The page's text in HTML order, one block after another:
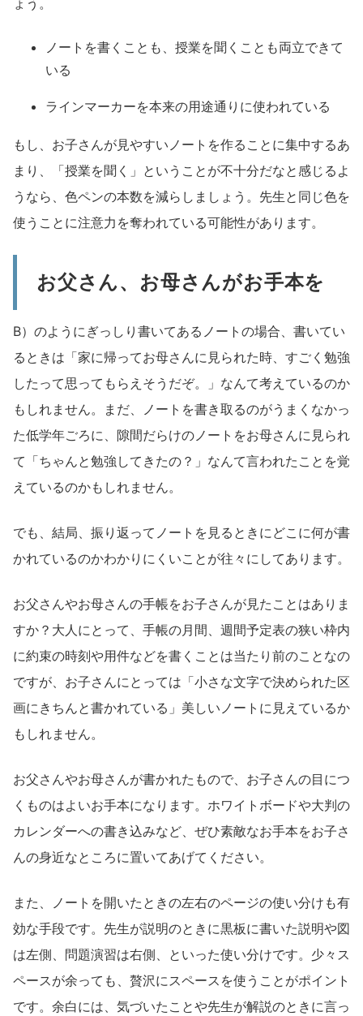
ょう。
ノートを書くことも、授業を聞くことも両立できて
いる
ラインマーカーを本来の用途通りに使われている
もし、お子さんが見やすいノートを作ることに集中するあ
まり、「授業を聞く」ということが不十分だなと感じるよ
うなら、色ペンの本数を減らしましょう。先生と同じ色を
使うことに注意力を奪われている可能性があります。
お父さん、お母さんがお手本を
B）のようにぎっしり書いてあるノートの場合、書いてい
るときは「家に帰ってお母さんに見られた時、すごく勉強
したって思ってもらえそうだぞ。」なんて考えているのか
もしれません。まだ、ノートを書き取るのがうまくなかっ
た低学年ごろに、隙間だらけのノートをお母さんに見られ
て「ちゃんと勉強してきたの？」なんて言われたことを覚
えているのかもしれません。
でも、結局、振り返ってノートを見るときにどこに何が書
かれているのかわかりにくいことが往々にしてあります。
お父さんやお母さんの手帳をお子さんが見たことはありま
すか？大人にとって、手帳の月間、週間予定表の狭い枠内
に約束の時刻や用件などを書くことは当たり前のことなの
ですが、お子さんにとっては「小さな文字で決められた区
画にきちんと書かれている」美しいノートに見えているか
もしれません。
お父さんやお母さんが書かれたもので、お子さんの目につ
くものはよいお手本になります。ホワイトボードや大判の
カレンダーへの書き込みなど、ぜひ素敵なお手本をお子さ
んの身近なところに置いてあげてください。
また、ノートを開いたときの左右のページの使い分けも有
効な手段です。先生が説明のときに黒板に書いた説明や図
は左側、問題演習は右側、といった使い分けです。少々ス
ペースが余っても、贅沢にスペースを使うことがポイント
です。余白には、気づいたことや先生が解説のときに言っ